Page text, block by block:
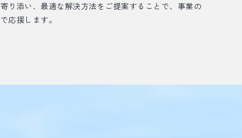
り添い、最適な解決方法をご提案することで、事業の
応援します。